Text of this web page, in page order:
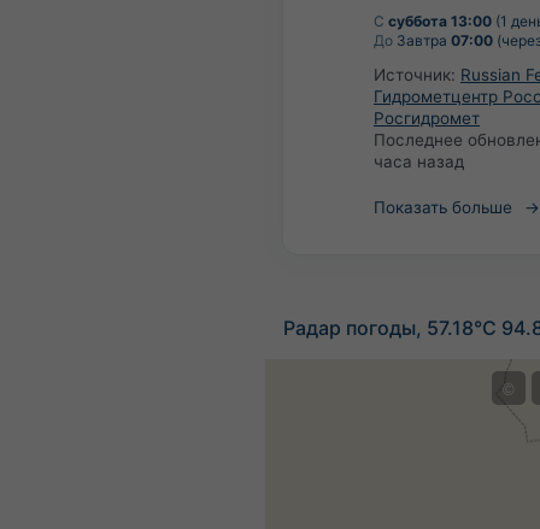
С суббота 13:00 (1
До Завтра 07:00
Источник: Russian
Гидрометцентр
Росгидромет
Последнее
часа назад
Показать больше
Радар погоды, 57.18°С
©